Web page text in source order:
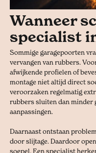
Wanneer
specialist
Sommige garagepoorten
vervangen van rubbers.
afwijkende profielen of
montage niet altijd direct
veroorzaken regelmatig
rubbers sluiten dan minder
aanpassingen.
Daarnaast ontstaan
door slijtage. Daardoor
soepel. Een specialist